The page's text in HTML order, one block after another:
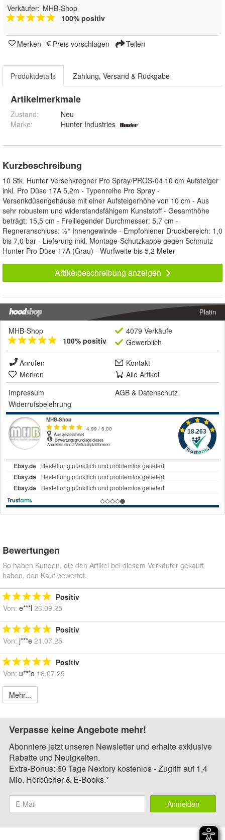
Verkäufer: MHB-Shop
100% positiv
Merken Preis vorschlagen Teilen
Produktdetails Zahlung, Versand & Rückgabe
Artikelmerkmale
Zustand:
Neu
Marke:
Hunter Industries
Kurzbeschreibung
10 Stk. Hunter Versenkregner Pro Spray/PROS-04 10 cm Aufsteiger
inkl. Pro Düse 17A 5,2m - Typenreihe Pro Spray -
Versenkdüsengehäuse mit einer Aufsteigerhöhe von 10 cm - Aus
sehr robustem und widerstandsfähigem Kunststoff - Gesamthöhe
beträgt: 15,5 cm - Freiliegender Durchmesser: 5,7 cm -
Regneranschluss: ½“ Innengewinde - Empfohlener Druckbereich: 1,0
bis 7,0 bar - Lieferung inkl. Montage-Schutzkappe gegen Schmutz
Hunter Pro Düse 17A (Grau) - Wurfweite bis 5,2 Meter
Artikelbeschreibung anzeigen
Platin
MHB-Shop
100% positiv
4079 Verkäufe
Gewerblich
Anrufen
Kontakt
Merken
Alle Artikel
Impressum
AGB & Datenschutz
Widerrufsbelehrung
Bewertungen
So haben Kunden, die den Artikel bei diesem Verkäufer gekauft
haben, den Kauf bewertet.
Positiv
Von: e***l 26.09.25
Positiv
Von: j***e 21.07.25
Positiv
Von: u***o 16.07.25
Mehr...
Verpasse keine Angebote mehr!
Abonniere jetzt unseren Newsletter und erhalte exklusive
Rabatte und Neuigkeiten.
Extra-Bonus: 60 Tage Nextory kostenlos - Zugriff auf 1,4
Mio. Hörbücher & E-Books.*
Anmelden